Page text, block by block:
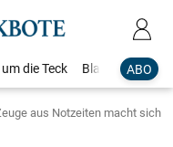
ABO
die Teck Blaulicht
aus Notzeiten macht sich